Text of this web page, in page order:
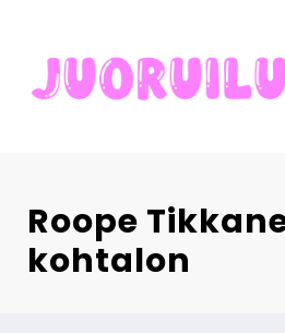
content
Roope
kohtalon